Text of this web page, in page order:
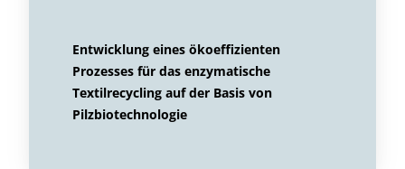
Entwicklung eines ökoeffizienten
Prozesses für das enzymatische
Textilrecycling auf der Basis von
Pilzbiotechnologie